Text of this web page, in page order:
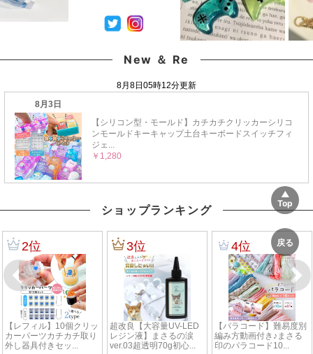
New ＆ Re
ショップランキング